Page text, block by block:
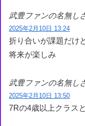
武豊ファンの名無し
2025年2月10日 13:24
折り合いが課題だけ
将来が楽しみ
武豊ファンの名無し
2025年2月10日 13:50
7Rの4歳以上クラス